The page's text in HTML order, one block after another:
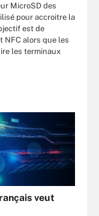
MicroSD des
pour accroitre la
est de
NFC alors que les
les terminaux
veut